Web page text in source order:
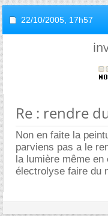
22/10/2005, 17h57
Re : rendre
Non en faite la
parviens pas a le
la lumière même
électrolyse faire du